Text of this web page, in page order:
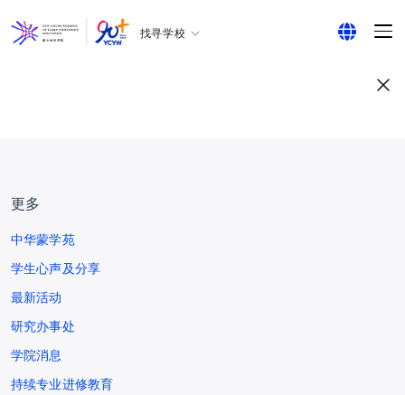
找寻学校
更多
中华蒙学苑
学生心声及分享
最新活动
研究办事处
学院消息
持续专业进修教育